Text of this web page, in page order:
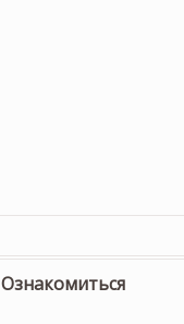
Ознакомиться